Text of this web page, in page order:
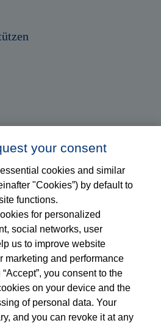
your consent
cookies and similar
"Cookies”) by default to
functions.
for personalized
social networks, user
us to improve website
marketing and performance
you consent to the
on your device and the
of personal data. Your
and you can revoke it at any